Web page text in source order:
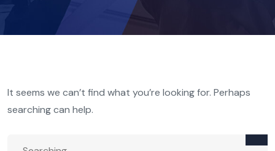
It seems we can’t find what you’re looking for. Perhaps
searching can help.